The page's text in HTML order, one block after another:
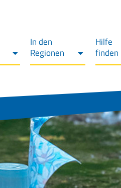
In den
Regionen
Hilfe
finden